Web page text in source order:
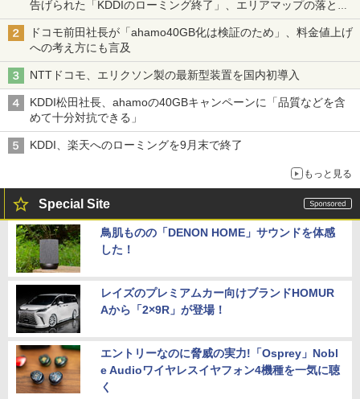
告げられた「KDDIのローミング終了」、エリアマップの落とし
穴と楽天モバイルの課題
ドコモ前田社長が「ahamo40GB化は検証のため」、料金値上げ
への考え方にも言及
NTTドコモ、エリクソン製の最新型装置を国内初導入
KDDI松田社長、ahamoの40GBキャンペーンに「品質などを含
めて十分対抗できる」
KDDI、楽天へのローミングを9月末で終了
もっと見る
Special Site
鳥肌ものの「DENON HOME」サウンドを体感
した！
レイズのプレミアムカー向けブランドHOMUR
Aから「2×9R」が登場！
エントリーなのに脅威の実力!「Osprey」Nobl
e Audioワイヤレスイヤフォン4機種を一気に聴
く